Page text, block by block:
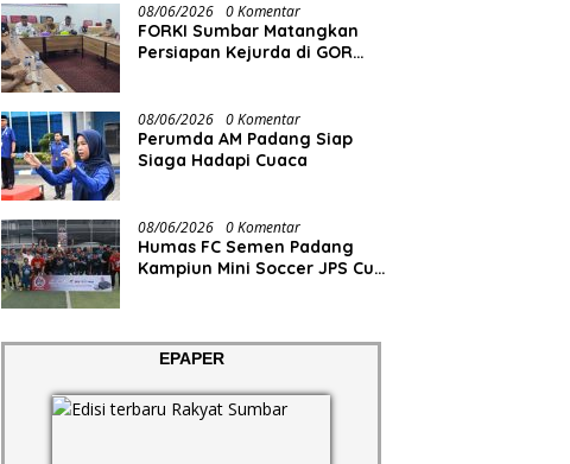
08/06/2026 0 Komentar
FORKI Sumbar Matangkan
Persiapan Kejurda di GOR
08/06/2026 0 Komentar
Perumda AM Padang Siap
Siaga Hadapi Cuaca
08/06/2026 0 Komentar
Humas FC Semen Padang
Kampiun Mini Soccer JPS Cup
EPAPER